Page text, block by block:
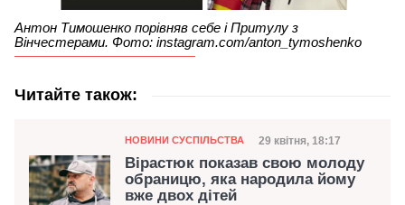
Антон Тимошенко порівняв себе і Притулу з
Вінчестерами. Фото: instagram.com/anton_tymoshenko
Читайте також:
Категорія
НОВИНИ СУСПІЛЬСТВА Дата публікації
29 квітня, 18:17
Вірастюк показав свою молоду
обраницю, яка народила йому
вже двох дітей